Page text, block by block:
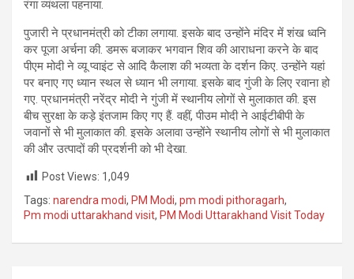
रंगा व्यंथला पहनाया.
पुजारी ने प्रधानमंत्री को टीका लगाया. इसके बाद उन्होंने मंदिर में शंख ध्वनि
कर पूजा अर्चना की. डमरू बजाकर भगवान शिव की आराधना करने के बाद
पीएम मोदी ने व्यू प्वाइंट से आदि कैलाश की भव्यता के दर्शन किए. उन्होंने यहां
पर बनाए गए ध्यान स्थल से ध्यान भी लगाया. इसके बाद गुंजी के लिए रवाना हो
गए. प्रधानमंत्री नरेंद्र मोदी ने गुंजी में स्थानीय लोगों से मुलाकात की. इस
बीच सुरक्षा के कड़े इंतजाम किए गए हैं. वहीं, पीउम मोदी ने आईटीबीपी के
जवानों से भी मुलाकात की. इसके अलावा उन्होंने स्थानीय लोगों से भी मुलाकात
की और उत्पादों की प्रदर्शनी को भी देखा.
Post Views: 1,049
Tags: narendra modi, PM Modi, pm modi pithoragarh,
Pm modi uttarakhand visit, PM Modi Uttarakhand Visit Today